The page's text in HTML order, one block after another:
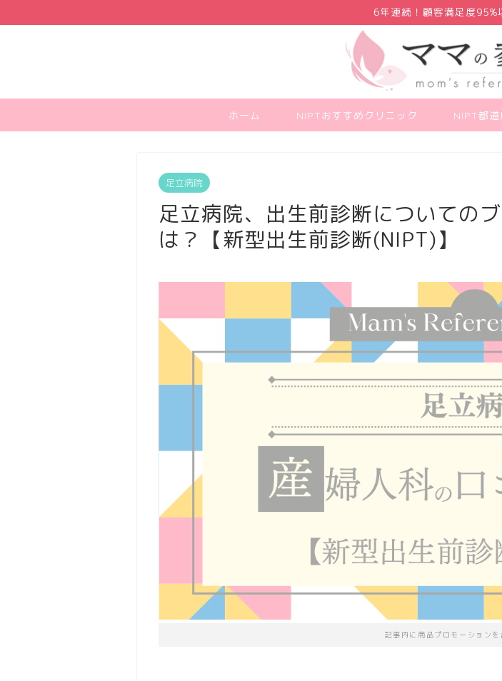
6年連続！顧客満足度95%
ホーム NIPTおすすめクリニック NIPT都道
足立病院
足立病院、出生前診断についての
は？【新型出生前診断(NIPT)】
記事内に商品プロモーション